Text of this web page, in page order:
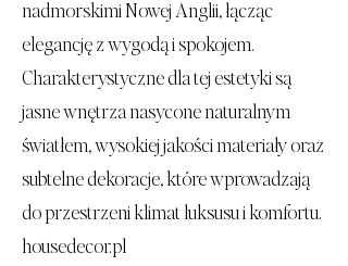
nadmorskimi Nowej Anglii, łącząc
elegancję z wygodą i spokojem.
Charakterystyczne dla tej estetyki są
jasne wnętrza nasycone naturalnym
światłem, wysokiej jakości materiały oraz
subtelne dekoracje, które wprowadzają
do przestrzeni klimat luksusu i komfortu.
housedecor.pl